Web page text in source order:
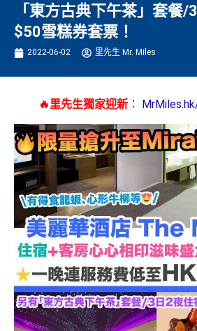
「東方古典下午茶」套餐
$50雪糕券套票！
2022-06-02 里先生 Mr. Miles
🔥里先生獨家迎新：